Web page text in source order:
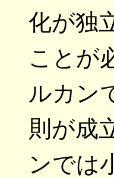
化が独
ことが
ルカン
則が成
ンでは